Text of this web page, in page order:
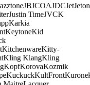
JBJCOAJDCJetJeton
Justin TimeJVCK
Karkia
KeytoneKid
KitchenwareKitty-
Kling KlangKling
KopfKorovaKozmik
KuckuckKultFront